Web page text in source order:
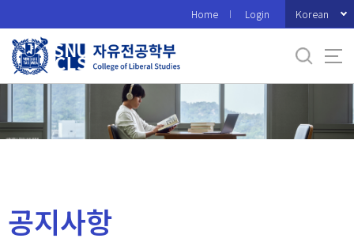
로
메
Home Login Korean
공지사항